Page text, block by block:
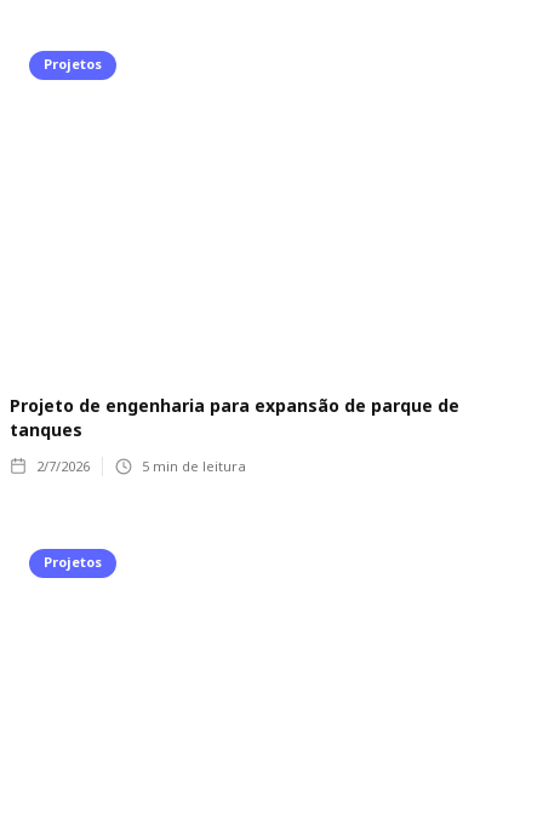
Projetos
Projeto de engenharia para expansão de parque de
tanques
2/7/2026 5 min de leitura
Projetos